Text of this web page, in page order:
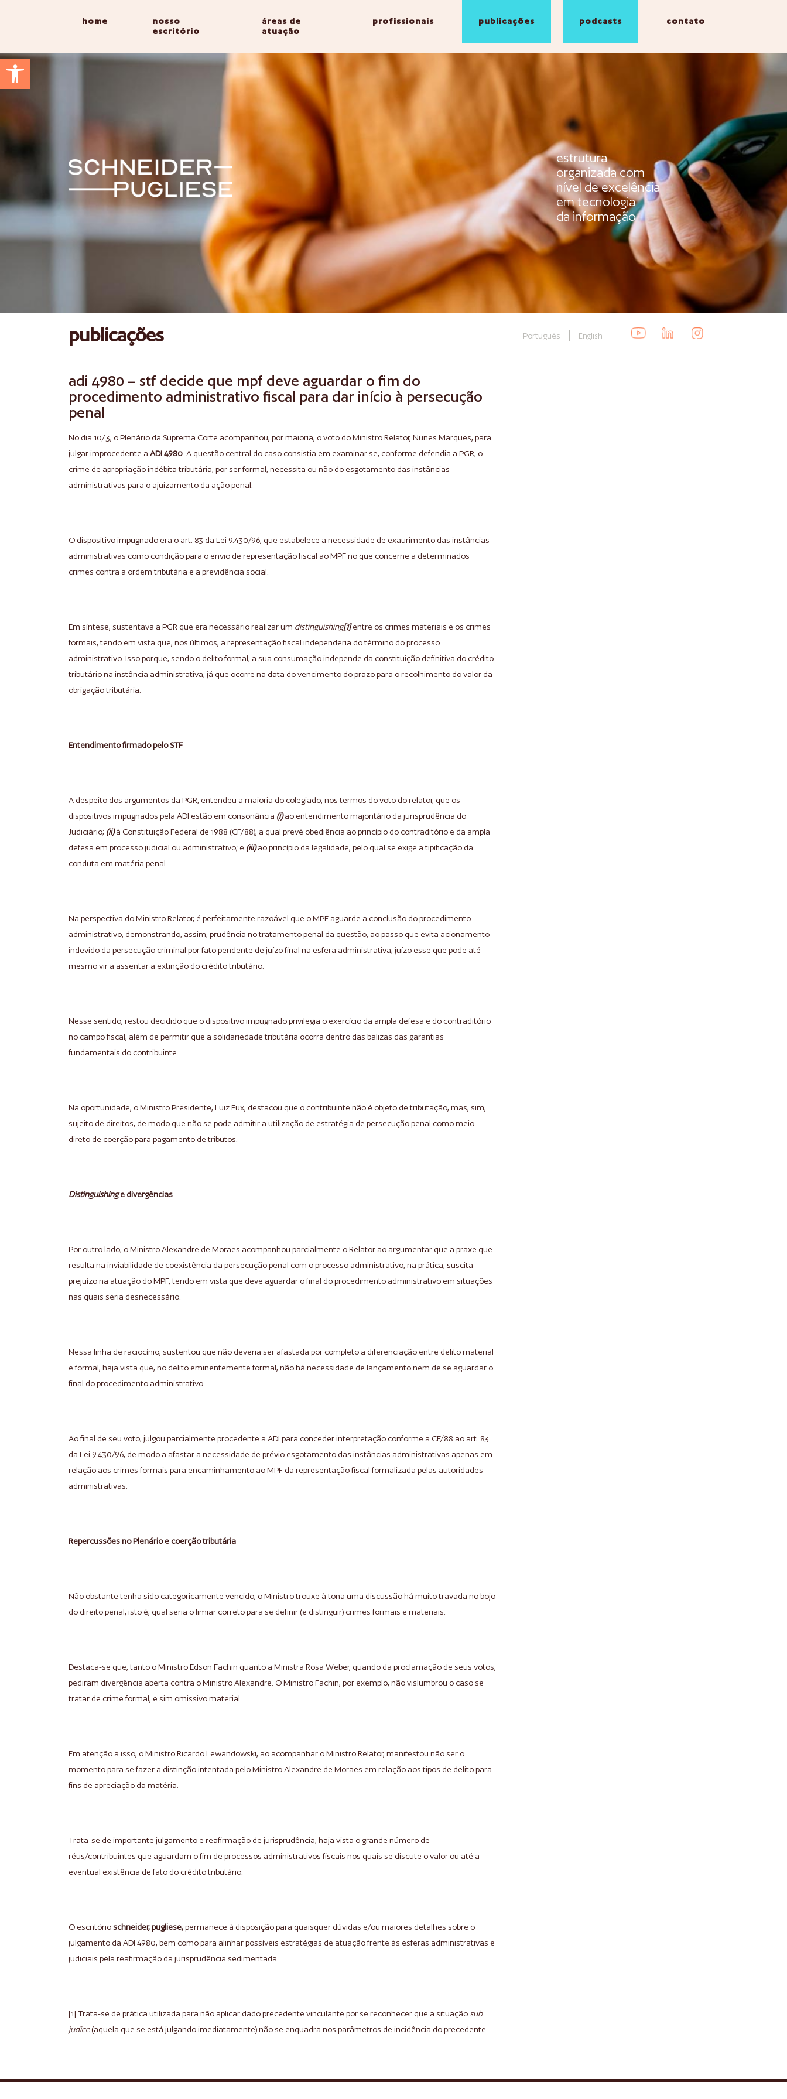
Abrir a barra de ferramentas
home
nosso
escritório
áreas de
atuação
profissionais publicações podcasts contato
estrutura
organizada com
nível de excelência
em tecnologia
da informação
publicações Português English
adi 4980 – stf decide que mpf deve aguardar o fim do
procedimento administrativo fiscal para dar início à persecução
penal
No dia 10/3, o Plenário da Suprema Corte acompanhou, por maioria, o voto do Ministro Relator, Nunes Marques, para
julgar improcedente a ADI 4980 . A questão central do caso consistia em examinar se, conforme defendia a PGR, o
crime de apropriação indébita tributária, por ser formal, necessita ou não do esgotamento das instâncias
administrativas para o ajuizamento da ação penal.
O dispositivo impugnado era o art. 83 da Lei 9.430/96, que estabelece a necessidade de exaurimento das instâncias
administrativas como condição para o envio de representação fiscal ao MPF no que concerne a determinados
crimes contra a ordem tributária e a previdência social.
Em síntese, sustentava a PGR que era necessário realizar um distinguishing[1]entre os crimes materiais e os crimes
formais, tendo em vista que, nos últimos, a representação fiscal independeria do término do processo
administrativo. Isso porque, sendo o delito formal, a sua consumação independe da constituição definitiva do crédito
tributário na instância administrativa, já que ocorre na data do vencimento do prazo para o recolhimento do valor da
obrigação tributária.
Entendimento firmado pelo STF
A despeito dos argumentos da PGR, entendeu a maioria do colegiado, nos termos do voto do relator, que os
dispositivos impugnados pela ADI estão em consonância (i)ao entendimento majoritário da jurisprudência do
Judiciário; (ii)à Constituição Federal de 1988 (CF/88), a qual prevê obediência ao princípio do contraditório e da ampla
defesa em processo judicial ou administrativo; e (iii)ao princípio da legalidade, pelo qual se exige a tipificação da
conduta em matéria penal.
Na perspectiva do Ministro Relator, é perfeitamente razoável que o MPF aguarde a conclusão do procedimento
administrativo, demonstrando, assim, prudência no tratamento penal da questão, ao passo que evita acionamento
indevido da persecução criminal por fato pendente de juízo final na esfera administrativa; juízo esse que pode até
mesmo vir a assentar a extinção do crédito tributário.
Nesse sentido, restou decidido que o dispositivo impugnado privilegia o exercício da ampla defesa e do contraditório
no campo fiscal, além de permitir que a solidariedade tributária ocorra dentro das balizas das garantias
fundamentais do contribuinte.
Na oportunidade, o Ministro Presidente, Luiz Fux, destacou que o contribuinte não é objeto de tributação, mas, sim,
sujeito de direitos, de modo que não se pode admitir a utilização de estratégia de persecução penal como meio
direto de coerção para pagamento de tributos.
Distinguishinge divergências
Por outro lado, o Ministro Alexandre de Moraes acompanhou parcialmente o Relator ao argumentar que a praxe que
resulta na inviabilidade de coexistência da persecução penal com o processo administrativo, na prática, suscita
prejuízo na atuação do MPF, tendo em vista que deve aguardar o final do procedimento administrativo em situações
nas quais seria desnecessário.
Nessa linha de raciocínio, sustentou que não deveria ser afastada por completo a diferenciação entre delito material
e formal, haja vista que, no delito eminentemente formal, não há necessidade de lançamento nem de se aguardar o
final do procedimento administrativo.
Ao final de seu voto, julgou parcialmente procedente a ADI para conceder interpretação conforme a CF/88 ao art. 83
da Lei 9.430/96, de modo a afastar a necessidade de prévio esgotamento das instâncias administrativas apenas em
relação aos crimes formais para encaminhamento ao MPF da representação fiscal formalizada pelas autoridades
administrativas.
Repercussões no Plenário e coerção tributária
Não obstante tenha sido categoricamente vencido, o Ministro trouxe à tona uma discussão há muito travada no bojo
do direito penal, isto é, qual seria o limiar correto para se definir (e distinguir) crimes formais e materiais.
Destaca-se que, tanto o Ministro Edson Fachin quanto a Ministra Rosa Weber, quando da proclamação de seus votos,
pediram divergência aberta contra o Ministro Alexandre. O Ministro Fachin, por exemplo, não vislumbrou o caso se
tratar de crime formal, e sim omissivo material.
Em atenção a isso, o Ministro Ricardo Lewandowski, ao acompanhar o Ministro Relator, manifestou não ser o
momento para se fazer a distinção intentada pelo Ministro Alexandre de Moraes em relação aos tipos de delito para
fins de apreciação da matéria.
Trata-se de importante julgamento e reafirmação de jurisprudência, haja vista o grande número de
réus/contribuintes que aguardam o fim de processos administrativos fiscais nos quais se discute o valor ou até a
eventual existência de fato do crédito tributário.
O escritórioschneider, pugliese,permanece à disposição para quaisquer dúvidas e/ou maiores detalhes sobre o
julgamento da ADI 4980, bem como para alinhar possíveis estratégias de atuação frente às esferas administrativas e
judiciais pela reafirmação da jurisprudência sedimentada.
[1] Trata-se de prática utilizada para não aplicar dado precedente vinculante por se reconhecer que a situação sub
judice(aquela que se está julgando imediatamente) não se enquadra nos parâmetros de incidência do precedente.